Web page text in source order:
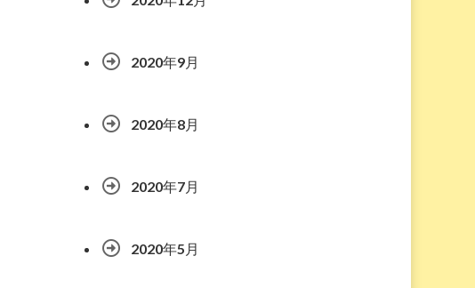
2020年9月
2020年8月
2020年7月
2020年5月